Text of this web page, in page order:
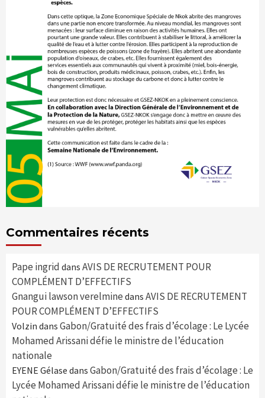
Commentaires récents
Pape ingrid dans AVIS DE RECRUTEMENT POUR
COMPLÉMENT D’EFFECTIFS
Gnangui lawson verelmine dans AVIS DE RECRUTEMENT
POUR COMPLÉMENT D’EFFECTIFS
Volzin dans Gabon/Gratuité des frais d’écolage : Le Lycée
Mohamed Arissani défie le ministre de l’éducation
nationale
EYENE Gélase dans Gabon/Gratuité des frais d’écolage : Le
Lycée Mohamed Arissani défie le ministre de l’éducation